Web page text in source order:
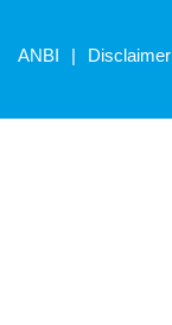
ANBI Disclaimer